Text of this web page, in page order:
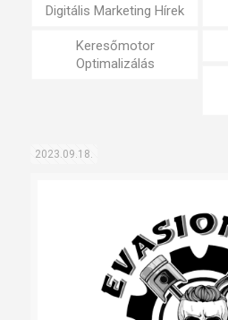
Digitális Marketing Hírek
Keresőmotor
Optimalizálás
2023.09.18.